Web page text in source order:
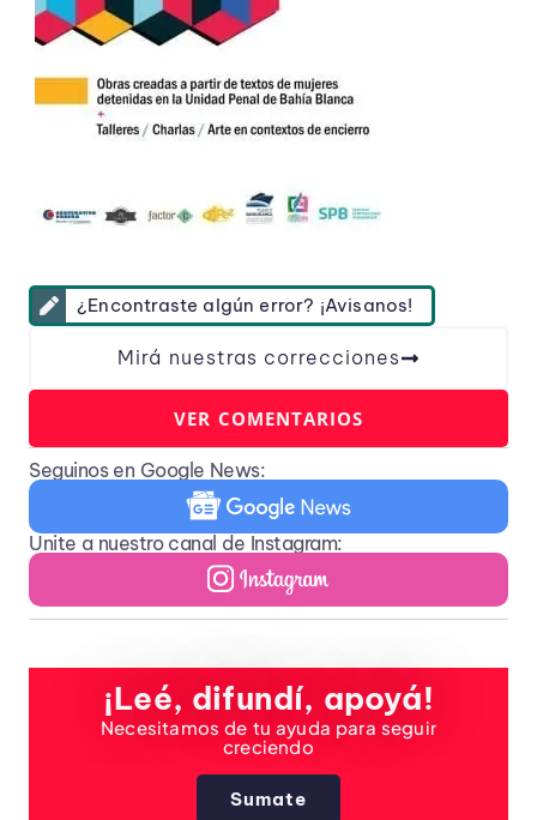
¿Encontraste algún error? ¡Avisanos!
Mirá nuestras correcciones
VER COMENTARIOS
Seguinos en Google News:
Unite a nuestro canal de Instagram:
¡Leé, difundí, apoyá!
Necesitamos de tu ayuda para seguir
creciendo
Sumate